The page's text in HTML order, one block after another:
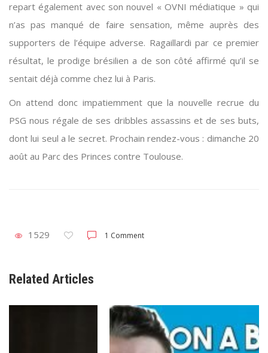
repart également avec son nouvel « OVNI médiatique » qui
n’as pas manqué de faire sensation, même auprès des
supporters de l’équipe adverse. Ragaillardi par ce premier
résultat, le prodige brésilien a de son côté affirmé qu’il se
sentait déjà comme chez lui à Paris.
On attend donc impatiemment que la nouvelle recrue du
PSG nous régale de ses dribbles assassins et de ses buts,
dont lui seul a le secret. Prochain rendez-vous : dimanche 20
août au Parc des Princes contre Toulouse.
1529 1 Comment
Related Articles